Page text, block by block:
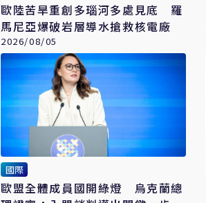
歐陸苦旱重創多瑙河多處見底 羅
馬尼亞爆破岩層導水搶救核電廠
2026/08/05
國際
歐盟全體成員國開綠燈 烏克蘭總